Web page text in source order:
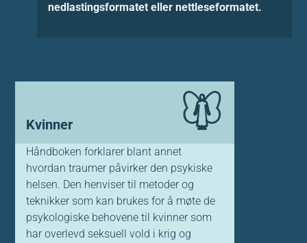
nedlastingsformatet eller nettleseformatet.
Kvinner
Håndboken forklarer blant annet
hvordan traumer påvirker den psykiske
helsen. Den henviser til metoder og
teknikker som kan brukes for å møte de
psykologiske behovene til kvinner som
har overlevd seksuell vold i krig og